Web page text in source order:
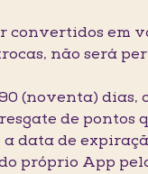
convertidos em
não será
(noventa)
de pontos
data de
próprio App